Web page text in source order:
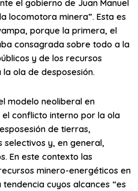
el gobierno de Juan Manuel
locomotora minera”. Esta es
porque la primera, el
consagrada sobre todo a la
y de los recursos
ola de desposesión.
modelo neoliberal en
conflicto interno por la ola
de tierras,
selectivos y, en general,
En este contexto las
minero-energéticos en
cuyos alcances “es